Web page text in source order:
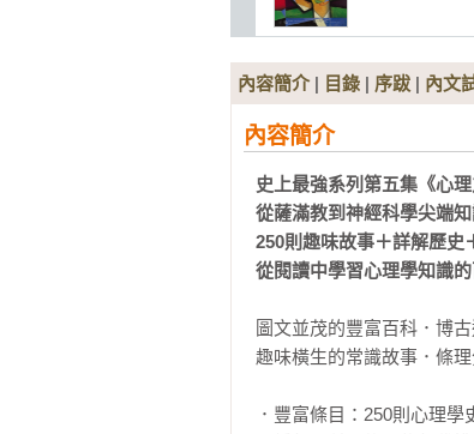
內容簡介| 目錄 | 序跋 | 內文
內容簡介
史上最強系列第五集《心理
從薩滿教到神經科學尖端
250則趣味故事＋詳解歷史
從閱讀中學習心理學知識
圖文並茂的豐富百科．博
趣味橫生的常識故事．條
．豐富條目：250則心理學